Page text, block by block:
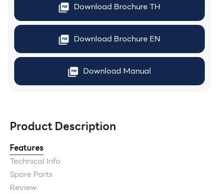
Download Brochure TH
Download Brochure EN
Download Manual
Product Description
Features
Technical Info
Spare Parts
Review